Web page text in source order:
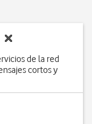
de la red
cortos y